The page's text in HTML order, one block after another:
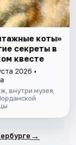
коты»
секреты в
квесте
2026 •
внутри музея,
→